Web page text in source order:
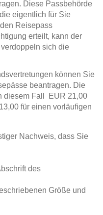
Diese Passbehörde
eigentlich für Sie
Reisepass
erteilt, kann der
sich die
können Sie
beantragen. Die
diesem Fall EUR 21,00
für einen vorläufigen
Nachweis, dass Sie
des
Größe und